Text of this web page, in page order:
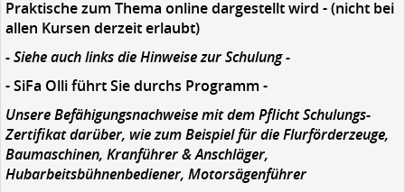
Praktische zum Thema online dargestellt wird - (nicht bei
allen Kursen derzeit erlaubt)
- Siehe auch links die Hinweise zur Schulung -
- SiFa Olli führt Sie durchs Programm -
Unsere Befähigungsnachweise mit dem Pflicht Schulungs-
Zertifikat darüber, wie zum Beispiel für die Flurförderzeuge,
Baumaschinen, Kranführer & Anschläger,
Hubarbeitsbühnenbediener, Motorsägenführer